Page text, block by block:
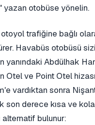
yazan otobüse yönelin.
trafiğine bağlı
Havabüs otobüsü
yanındaki Abdülhak
Otel ve Point Otel
vardıktan sonra
derece kısa ve
alternatif bulunur: